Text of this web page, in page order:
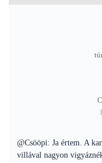
@Csööpi: Ja értem. A
villával nagyon